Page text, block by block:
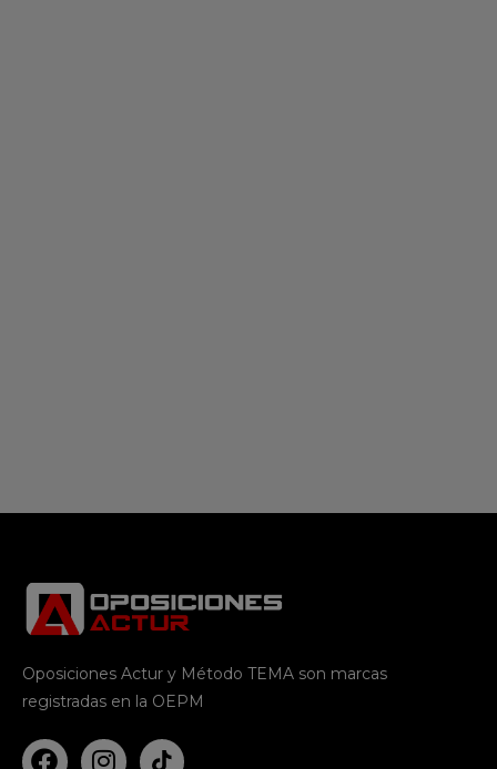
Oposiciones Actur y Método TEMA son marcas
registradas en la OEPM